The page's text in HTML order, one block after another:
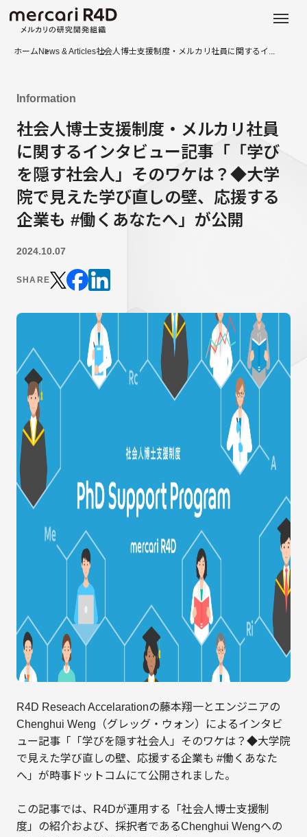
ホーム News & Articles社会人博士支援制度・メルカリ社員に関するイ...
Information
社会人博士支援制度・メルカリ社員
に関するインタビュー記事「「学び
を隠す社会人」そのワケは？◆大学
院で見えた学び直しの壁、応援する
企業も #働くあなたへ」が公開
2024.10.07
SHARE
R4D Reseach Accelarationの藤本翔一とエンジニアの
Chenghui Weng（グレッグ・ウォン）によるインタビ
ュー記事「「学びを隠す社会人」そのワケは？◆大学院
で見えた学び直しの壁、応援する企業も #働くあなた
へ」が時事ドットコムにて公開されました。
この記事では、R4Dが運用する「社会人博士支援制
度」の紹介および、採択者であるChenghui Wengへの